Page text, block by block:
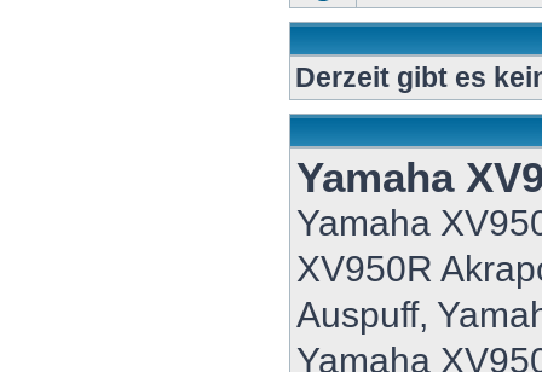
Derzeit gibt es
Yamaha
Yamaha
XV950R
Auspuff,
Yamaha